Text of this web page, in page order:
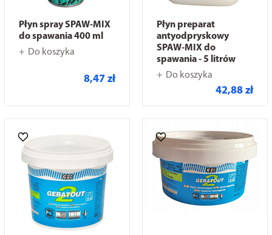
Płyn spray SPAW-MIX
do spawania 400 ml
Do koszyka
8,47 zł
Płyn preparat
antyodpryskowy
SPAW-MIX do
spawania - 5 litrów
Do koszyka
42,88 zł